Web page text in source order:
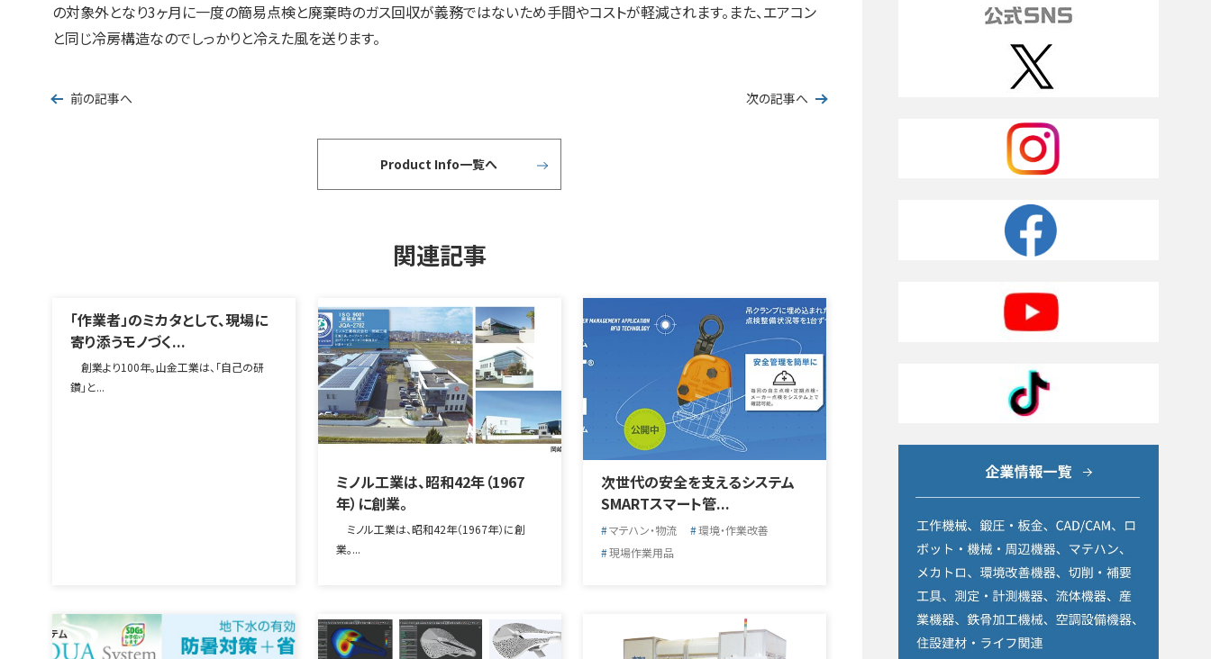
の対象外となり3ヶ月に一度の簡易点検と廃棄時のガス回収が義務ではないため手間やコストが軽減されます。また、エアコン
と同じ冷房構造なのでしっかりと冷えた風を送ります。
前の記事へ 次の記事へ
Product Info一覧へ
関連記事
「作業者」のミカタとして、現場に
寄り添うモノづく...
創業より100年。山金工業は、「自己の研
鑽」と...
ミノル工業は、昭和42年（1967
年）に創業。
ミノル工業は、昭和42年（1967年）に創
業。...
次世代の安全を支えるシステム
SMARTスマート管...
マテハン・物流
環境・作業改善
現場作業用品